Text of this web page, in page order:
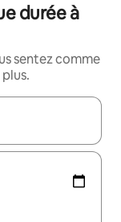
durée à
sentez comme
flèches vers le